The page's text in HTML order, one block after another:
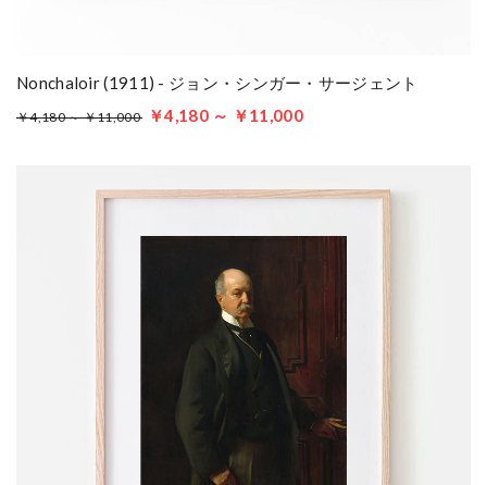
Nonchaloir (1911) - ジョン・シンガー・サージェント
￥4,180 ～ ￥11,000 ￥4,180 ～ ￥11,000